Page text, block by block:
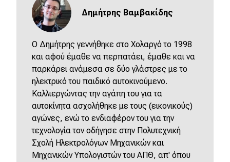
Δημήτρης Βαμβακίδης
Ο Δημήτρης γεννήθηκε στο Χολαργό το 1998
και αφού έμαθε να περπατάει, έμαθε και να
παρκάρει ανάμεσα σε δύο γλάστρες με το
ηλεκτρικό του παιδικό αυτοκινούμενο.
Καλλιεργώντας την αγάπη του για τα
αυτοκίνητα ασχολήθηκε με τους (εικονικούς)
αγώνες, ενώ το ενδιαφέρον του για την
τεχνολογία τον οδήγησε στην Πολυτεχνική
Σχολή Ηλεκτρολόγων Μηχανικών και
Μηχανικών Υπολογιστών του ΑΠΘ, απ' όπου